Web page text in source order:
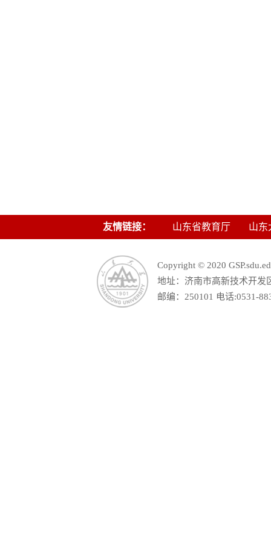
友情链接： 山东省教育厅 山东
Copyright © 2020
地址：济南市高新技术开发
邮编：250101 电话:0531-